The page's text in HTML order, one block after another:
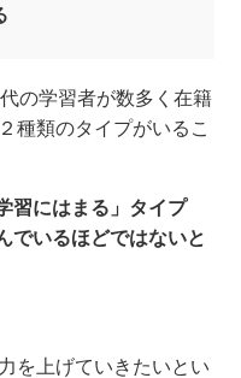
の学習者が数多く在籍
種類のタイプがいるこ
習にはまる」タイプ
でいるほどではないと
を上げていきたいとい